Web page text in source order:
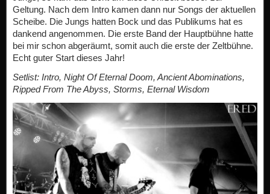
Geltung. Nach dem Intro kamen dann nur Songs der aktuellen
Scheibe. Die Jungs hatten Bock und das Publikums hat es
dankend angenommen. Die erste Band der Hauptbühne hatte
bei mir schon abgeräumt, somit auch die erste der Zeltbühne.
Echt guter Start dieses Jahr!
Setlist: Intro, Night Of Eternal Doom, Ancient Abominations,
Ripped From The Abyss, Storms, Eternal Wisdom